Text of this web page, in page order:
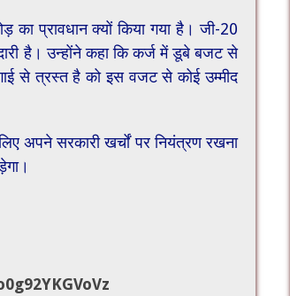
प्रावधान क्यों किया गया है। जी-20
है। उन्होंने कहा कि कर्ज में डूबे बजट से
से त्रस्त है को इस वजट से कोई उम्मीद
अपने सरकारी खर्चों पर नियंत्रण रखना